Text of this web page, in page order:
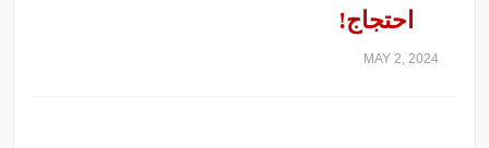
احتجاج!
MAY 2, 2024